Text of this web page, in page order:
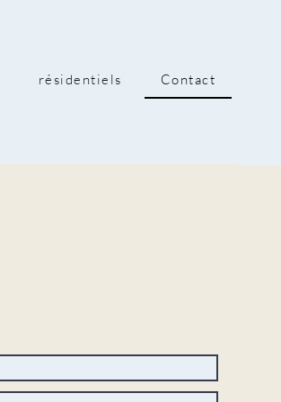
résidentiels Contact